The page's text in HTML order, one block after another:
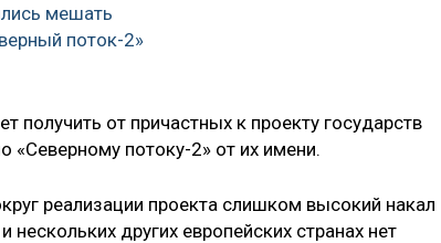
мешать
поток-2»
получить от причастных к проекту государств
«Северному потоку-2» от их имени.
реализации проекта слишком высокий накал
нескольких других европейских странах нет